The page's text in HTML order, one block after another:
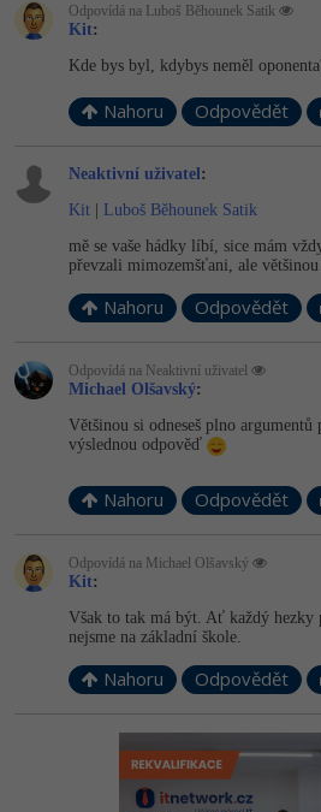
Odpovídá na Luboš Běhounek Satik
Kit:
Kde bys byl, kdybys neměl
Nahoru Odpovědět
Neaktivní uživatel:
Kit | Luboš Běhounek Satik
mě se vaše hádky líbí, sice mám
převzali mimozemšťani, ale většinou
Nahoru Odpovědět
Odpovídá na Neaktivní uživatel
Michael Olšavský:
Většinou si odneseš plno
výslednou odpověď
Nahoru Odpovědět
Odpovídá na Michael Olšavský
Kit:
Však to tak má být. Ať každý hezky
nejsme na základní škole.
Nahoru Odpovědět